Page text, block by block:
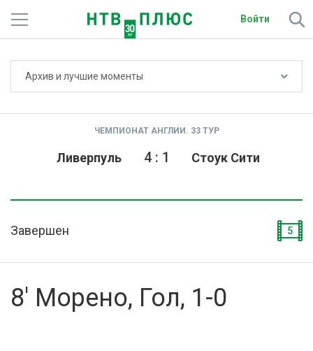
Войти
О сайте
Архив и лучшие моменты
ЧЕМПИОНАТ АНГЛИИ. 33 ТУР
Ливерпуль Стоук Сити
4: 1
Завершен 5
8' Морено, Гол, 1-0